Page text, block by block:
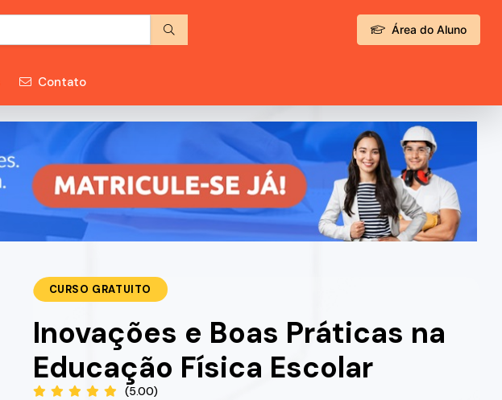
Área do Aluno
Contato
CURSO GRATUITO
Inovações e Boas Práticas na
Educação Física Escolar
(5.00)